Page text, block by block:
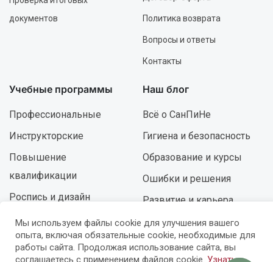
документов
Политика возврата
Вопросы и ответы
Контакты
Учебные программы
Профессиональные
Инструкторские
Повышение
квалификации
Роспись и дизайн
Наш блог
Всё о СанПиНе
Гигиена и безопасность
Образование и курсы
Ошибки и решения
Развитие и карьера
© УЦ «Мастер-Профи» — 2015-2026 (14+)
ИП Милованов Д.В.
Мы используем файлы cookie для улучшения вашего
опыта, включая обязательные cookie, необходимые для
работы сайта. Продолжая использование сайта, вы
соглашаетесь с применением файлов cookie. Узнать